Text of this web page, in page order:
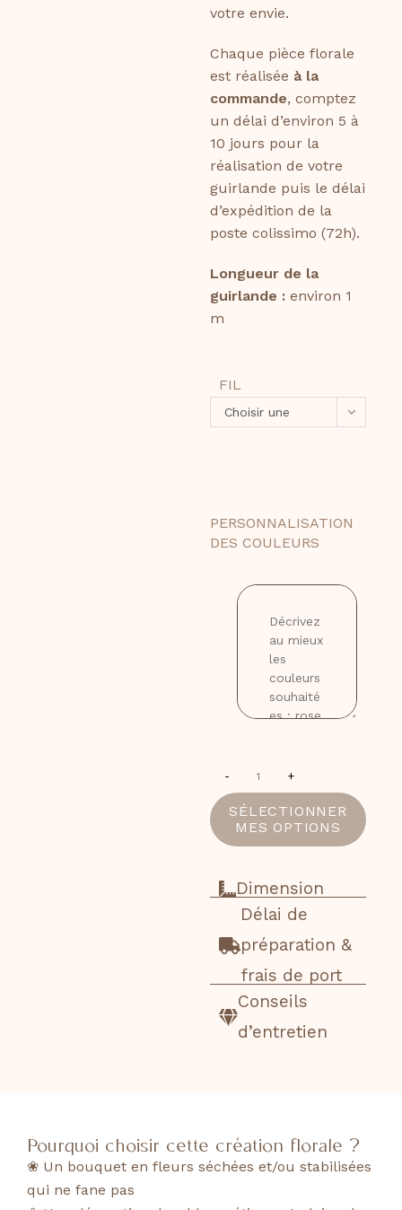
votre envie.
Chaque pièce florale
est réalisée à la
commande, comptez
un délai d’environ 5 à
10 jours pour la
réalisation de votre
guirlande puis le délai
d’expédition de la
poste colissimo (72h).
Longueur de la
guirlande : environ 1
m
FIL
Choisir une
PERSONNALISATION
DES COULEURS
- +
SÉLECTIONNER
MES OPTIONS
Dimension
Délai de
préparation &
frais de port
Conseils
d’entretien
Pourquoi choisir cette création florale ?
❀ Un bouquet en fleurs séchées et/ou stabilisées
qui ne fane pas